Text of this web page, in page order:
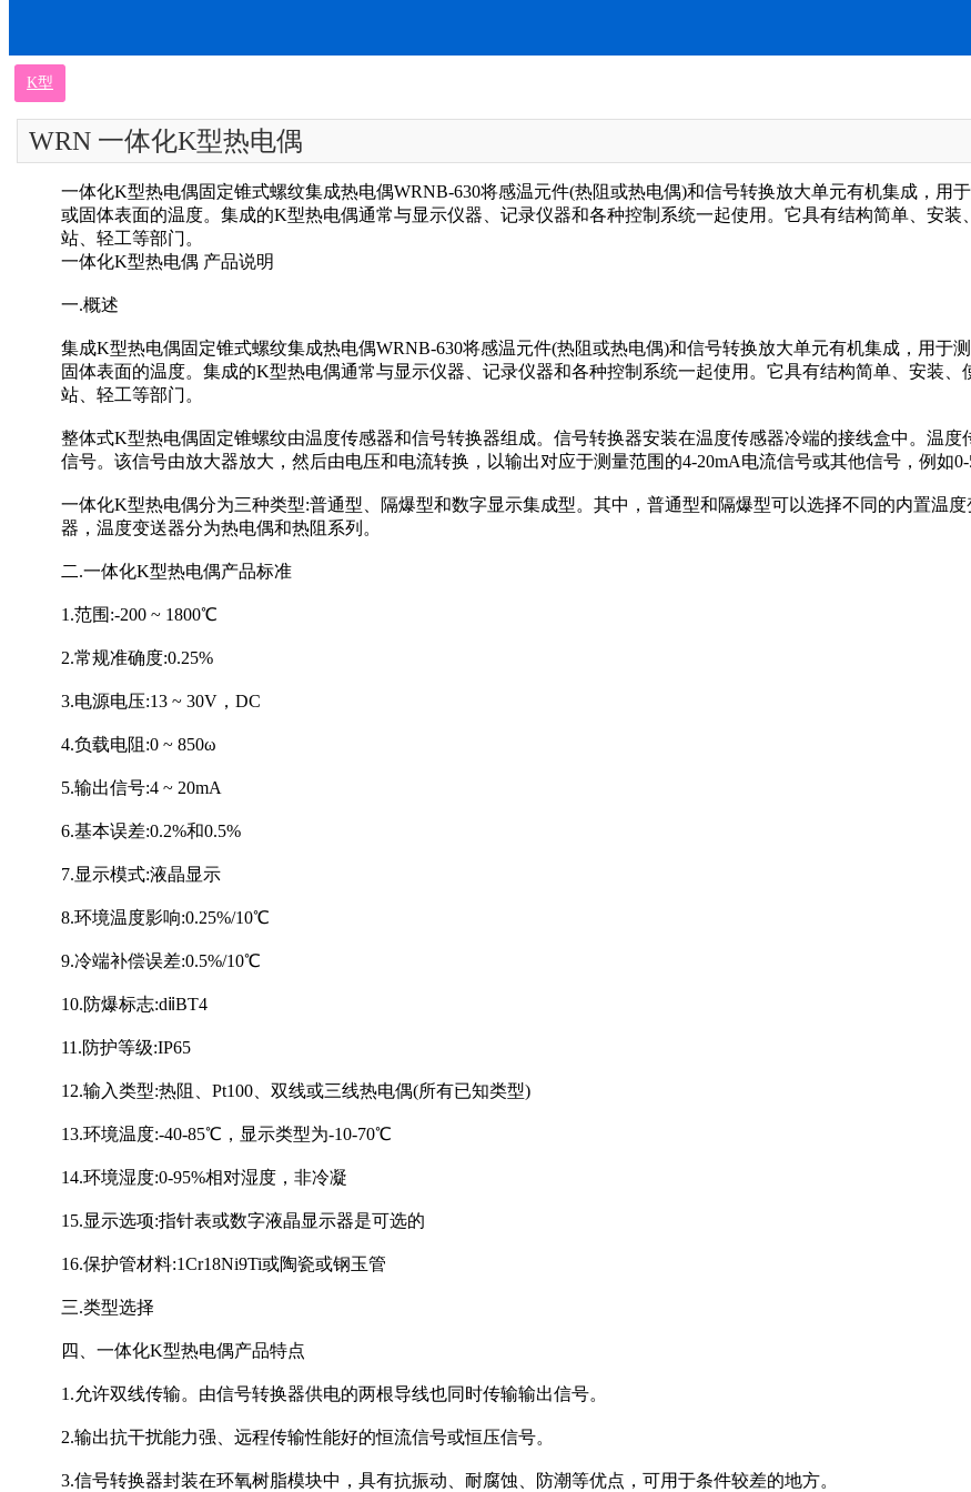
K型
WRN 一体化K型热电偶
一体化K型热电偶固定锥式螺纹集成热电偶WRNB-630将感温元件(热阻或热电偶)和信号转换放大单元有机集成，用
或固体表面的温度。集成的K型热电偶通常与显示仪器、记录仪器和各种控制系统一起使用。它具有结构简单、安装
站、轻工等部门。
一体化K型热电偶 产品说明
一.概述
集成K型热电偶固定锥式螺纹集成热电偶WRNB-630将感温元件(热阻或热电偶)和信号转换放大单元有机集成，用于
固体表面的温度。集成的K型热电偶通常与显示仪器、记录仪器和各种控制系统一起使用。它具有结构简单、安装、
站、轻工等部门。
整体式K型热电偶固定锥螺纹由温度传感器和信号转换器组成。信号转换器安装在温度传感器冷端的接线盒中。温度
信号。该信号由放大器放大，然后由电压和电流转换，以输出对应于测量范围的4-20mA电流信号或其他信号，例如0-
一体化K型热电偶分为三种类型:普通型、隔爆型和数字显示集成型。其中，普通型和隔爆型可以选择不同的内置温
器，温度变送器分为热电偶和热阻系列。
二.一体化K型热电偶产品标准
1.范围:-200 ~ 1800℃
2.常规准确度:0.25%
3.电源电压:13 ~ 30V，DC
4.负载电阻:0 ~ 850ω
5.输出信号:4 ~ 20mA
6.基本误差:0.2%和0.5%
7.显示模式:液晶显示
8.环境温度影响:0.25%/10℃
9.冷端补偿误差:0.5%/10℃
10.防爆标志:dⅱBT4
11.防护等级:IP65
12.输入类型:热阻、Pt100、双线或三线热电偶(所有已知类型)
13.环境温度:-40-85℃，显示类型为-10-70℃
14.环境湿度:0-95%相对湿度，非冷凝
15.显示选项:指针表或数字液晶显示器是可选的
16.保护管材料:1Cr18Ni9Ti或陶瓷或钢玉管
三.类型选择
四、一体化K型热电偶产品特点
1.允许双线传输。由信号转换器供电的两根导线也同时传输输出信号。
2.输出抗干扰能力强、远程传输性能好的恒流信号或恒压信号。
3.信号转换器封装在环氧树脂模块中，具有抗振动、耐腐蚀、防潮等优点，可用于条件较差的地方。